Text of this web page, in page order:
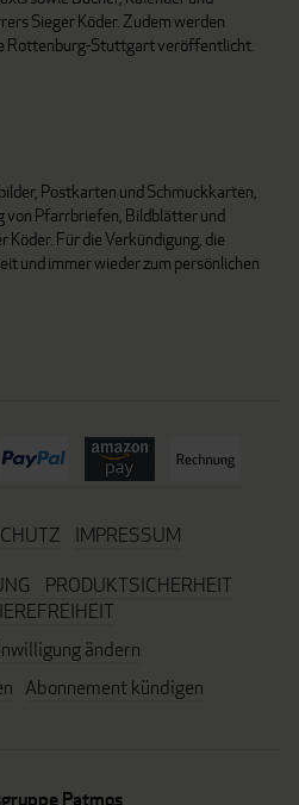
Sieger Köder. Zudem werden
Rottenburg-Stuttgart veröffentlicht.
Postkarten und Schmuckkarten,
von Pfarrbriefen, Bildblätter und
Für die Verkündigung, die
und immer wieder zum persönlichen
IMPRESSUM
PRODUKTSICHERHEIT
ändern
Abonnement kündigen
Patmos